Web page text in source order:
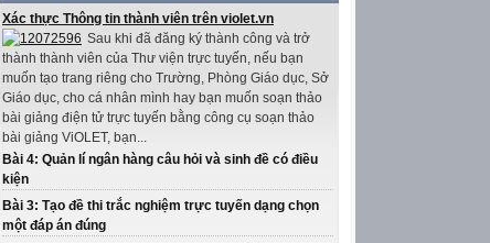
Xác thực Thông tin thành viên trên violet.vn
Sau khi đã đăng ký thành công và trở
thành thành viên của Thư viện trực tuyến, nếu bạn
muốn tạo trang riêng cho Trường, Phòng Giáo dục, Sở
Giáo dục, cho cá nhân mình hay bạn muốn soạn thảo
bài giảng điện tử trực tuyến bằng công cụ soạn thảo
bài giảng ViOLET, bạn...
Bài 4: Quản lí ngân hàng câu hỏi và sinh đề có điều
kiện
Bài 3: Tạo đề thi trắc nghiệm trực tuyến dạng chọn
một đáp án đúng